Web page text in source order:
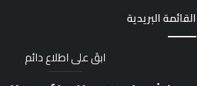
القائمة البريدية
ابقَ على اطلاع دائم